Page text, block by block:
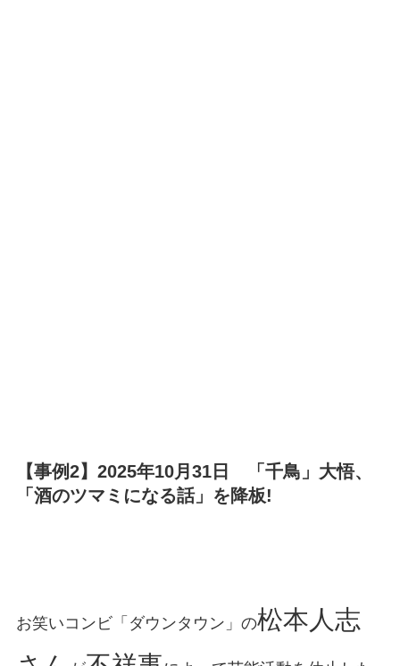
【事例2】2025年10月31日 「千鳥」大悟、
「酒のツマミになる話」を降板!
お笑いコンビ「ダウンタウン」の松本人志